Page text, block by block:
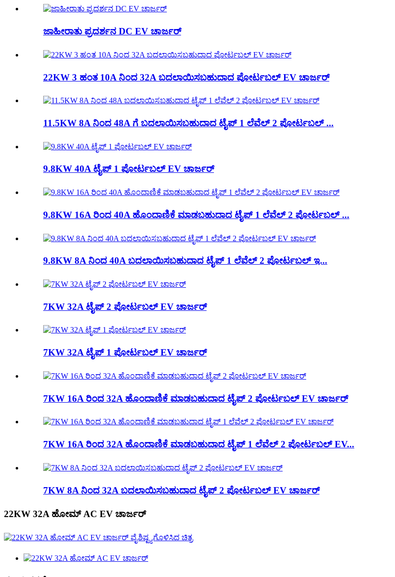
ಜಾಹೀರಾತು ಪ್ರದರ್ಶನ DC EV ಚಾರ್ಜರ್
22KW 3 ಹಂತ 10A ನಿಂದ 32A ಬದಲಾಯಿಸಬಹುದಾದ ಪೋರ್ಟಬಲ್ EV ಚಾರ್ಜರ್
11.5KW 8A ನಿಂದ 48A ಗೆ ಬದಲಾಯಿಸಬಹುದಾದ ಟೈಪ್ 1 ಲೆವೆಲ್ 2 ಪೋರ್ಟಬಲ್ ...
9.8KW 40A ಟೈಪ್ 1 ಪೋರ್ಟಬಲ್ EV ಚಾರ್ಜರ್
9.8KW 16A ರಿಂದ 40A ಹೊಂದಾಣಿಕೆ ಮಾಡಬಹುದಾದ ಟೈಪ್ 1 ಲೆವೆಲ್ 2 ಪೋರ್ಟಬಲ್ ...
9.8KW 8A ನಿಂದ 40A ಬದಲಾಯಿಸಬಹುದಾದ ಟೈಪ್ 1 ಲೆವೆಲ್ 2 ಪೋರ್ಟಬಲ್ ಇ...
7KW 32A ಟೈಪ್ 2 ಪೋರ್ಟಬಲ್ EV ಚಾರ್ಜರ್
7KW 32A ಟೈಪ್ 1 ಪೋರ್ಟಬಲ್ EV ಚಾರ್ಜರ್
7KW 16A ರಿಂದ 32A ಹೊಂದಾಣಿಕೆ ಮಾಡಬಹುದಾದ ಟೈಪ್ 2 ಪೋರ್ಟಬಲ್ EV ಚಾರ್ಜರ್
7KW 16A ರಿಂದ 32A ಹೊಂದಾಣಿಕೆ ಮಾಡಬಹುದಾದ ಟೈಪ್ 1 ಲೆವೆಲ್ 2 ಪೋರ್ಟಬಲ್ EV...
7KW 8A ನಿಂದ 32A ಬದಲಾಯಿಸಬಹುದಾದ ಟೈಪ್ 2 ಪೋರ್ಟಬಲ್ EV ಚಾರ್ಜರ್
22KW 32A ಹೋಮ್ AC EV ಚಾರ್ಜರ್